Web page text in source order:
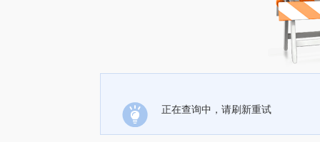
正在查询中，请刷新重试